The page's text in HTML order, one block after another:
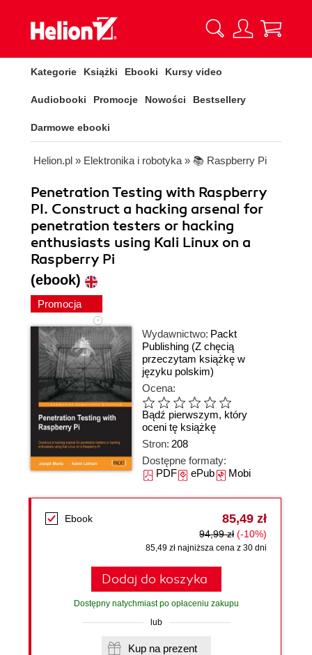
Kategorie Książki Ebooki Kursy video
Audiobooki Promocje Nowości Bestsellery
Darmowe ebooki
Helion.pl » Elektronika i robotyka » 📚 Raspberry Pi
Penetration Testing with Raspberry
PI. Construct a hacking arsenal for
penetration testers or hacking
enthusiasts using Kali Linux on a
Raspberry Pi
(ebook)
Promocja
Wydawnictwo: Packt
Publishing (Z chęcią
przeczytam książkę w
języku polskim)
Ocena:
Bądź pierwszym, który
oceni tę książkę
Stron: 208
Dostępne formaty:
PDFePubMobi
Ebook 85,49 zł
94,99 zł (-10%)
85,49 zł najniższa cena z 30 dni
Dodaj do koszyka
Dostępny natychmiast po opłaceniu zakupu
lub
Kup na prezent